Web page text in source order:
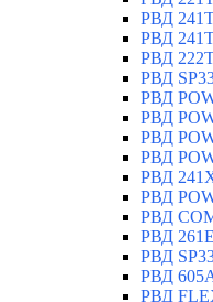
РВД
РВД
РВД
РВД
РВД
РВД
РВД
РВД
РВД
РВД
РВД
РВД
РВД
РВД
РВД